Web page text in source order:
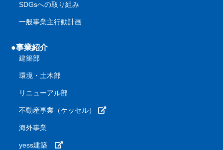
SDGsへの取り組み
一般事業主行動計画
●事業紹介
建築部
環境・土木部
リニューアル部
不動産事業（ケッセル）
海外事業
yess建築